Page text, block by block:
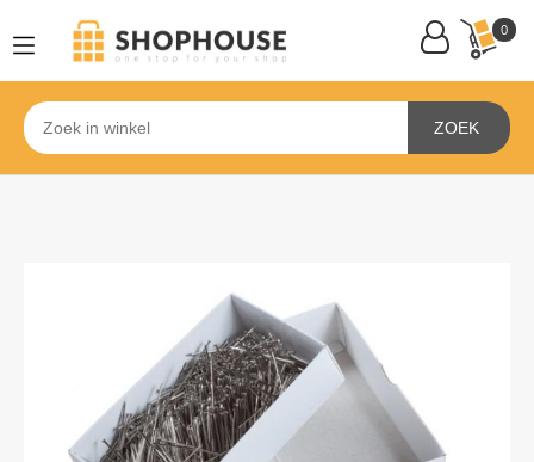
0
ZOEK